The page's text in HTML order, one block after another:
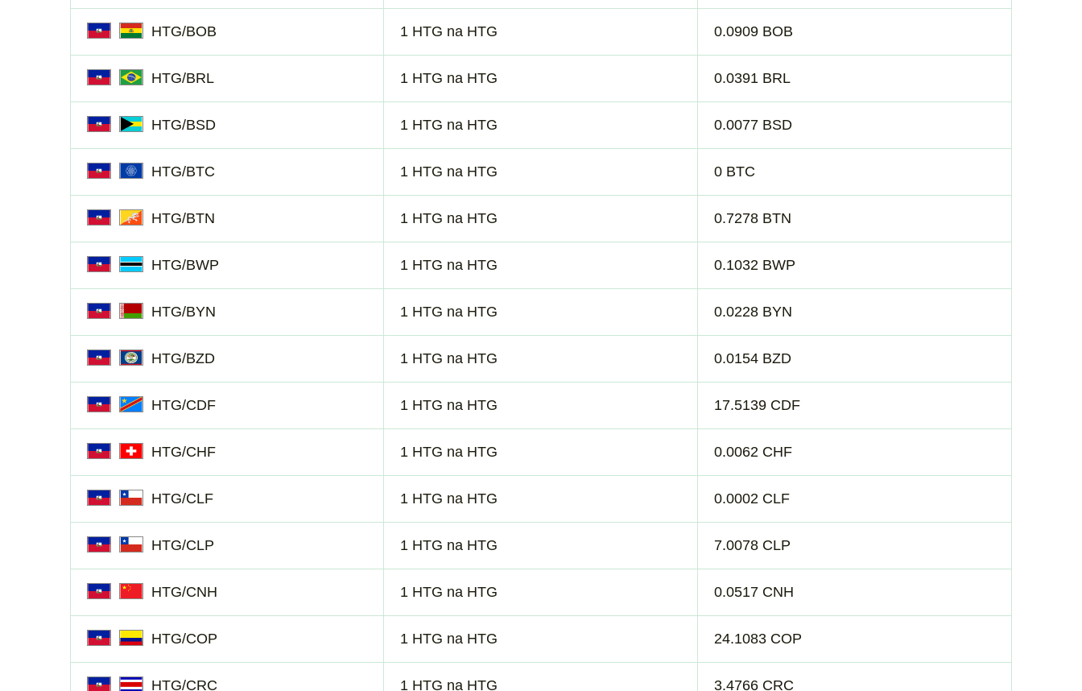
HTG/BOB 1 HTG na HTG 0.0909 BOB
HTG/BRL 1 HTG na HTG 0.0391 BRL
HTG/BSD 1 HTG na HTG 0.0077 BSD
HTG/BTC 1 HTG na HTG 0 BTC
HTG/BTN 1 HTG na HTG 0.7278 BTN
HTG/BWP 1 HTG na HTG 0.1032 BWP
HTG/BYN 1 HTG na HTG 0.0228 BYN
HTG/BZD 1 HTG na HTG 0.0154 BZD
HTG/CDF 1 HTG na HTG 17.5139 CDF
HTG/CHF 1 HTG na HTG 0.0062 CHF
HTG/CLF 1 HTG na HTG 0.0002 CLF
HTG/CLP 1 HTG na HTG 7.0078 CLP
HTG/CNH 1 HTG na HTG 0.0517 CNH
HTG/COP 1 HTG na HTG 24.1083 COP
HTG/CRC 1 HTG na HTG 3.4766 CRC